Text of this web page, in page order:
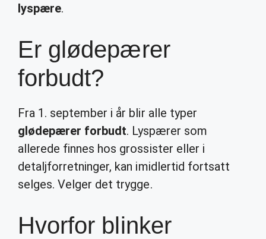
lyspære.
Er glødepærer
forbudt?
Fra 1. september i år blir alle typer
glødepærer forbudt. Lyspærer som
allerede finnes hos grossister eller i
detaljforretninger, kan imidlertid fortsatt
selges. Velger det trygge.
Hvorfor blinker